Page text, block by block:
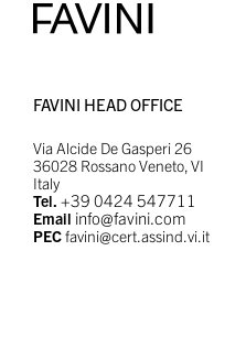
FAVINI HEAD OFFICE
Via Alcide De Gasperi 26
36028 Rossano Veneto, VI
Italy
Tel. +39 0424 547711
Email info@favini.com
PECfavini@cert.assind.vi.it